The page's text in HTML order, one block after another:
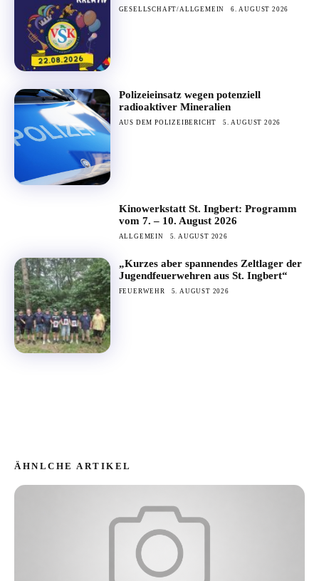
GESELLSCHAFT/ALLGEMEIN 6. AUGUST 2026
Polizeieinsatz wegen potenziell
radioaktiver Mineralien
AUS DEM POLIZEIBERICHT 5. AUGUST 2026
Kinowerkstatt St. Ingbert: Programm
vom 7. – 10. August 2026
ALLGEMEIN 5. AUGUST 2026
„Kurzes aber spannendes Zeltlager der
Jugendfeuerwehren aus St. Ingbert“
FEUERWEHR 5. AUGUST 2026
ÄHNLCHE ARTIKEL